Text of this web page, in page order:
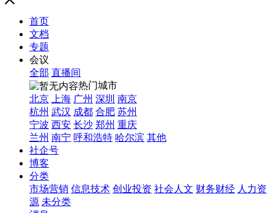
首页
文档
专题
会议
全部 直播间
热门城市
北京
上海 广州 深圳 南京
杭州 武汉 成都 合肥 苏州
宁波 西安 长沙 郑州 重庆
兰州 南宁 呼和浩特 哈尔滨 其他
社企号
博客
分类
市场营销 信息技术 创业投资 社会人文 财务财经 人力资
源 未分类